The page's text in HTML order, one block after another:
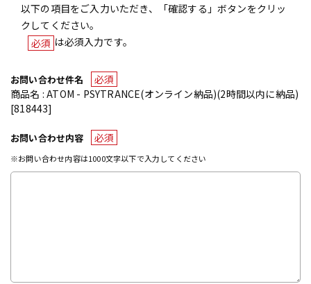
以下の項目をご入力いただき、「確認する」ボタンをクリッ
クしてください。
必須 は必須入力です。
お問い合わせ件名
必須
商品名 : ATOM - PSYTRANCE(オンライン納品)(2時間以内に納品)
[818443]
お問い合わせ内容 必須
※お問い合わせ内容は1000文字以下で入力してください